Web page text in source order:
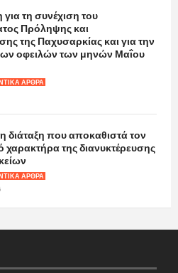
τη συνέχιση του
Πρόληψης και
της Παχυσαρκίας και για την
οφειλών των μηνών Μαΐου
ΆΡΘΡΑ
διάταξη που αποκαθιστά τον
χαρακτήρα της διανυκτέρευσης
ΆΡΘΡΑ